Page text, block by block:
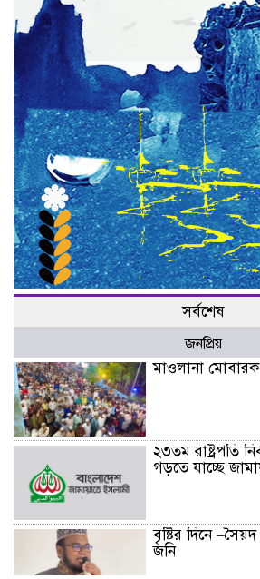
সর্বশেষ
জনপ্রিয়
মাওলানা মোবারক
২৩তম রাষ্ট্রপতি
গড়তে যাচ্ছে
বৃষ্টির দিনে
জনি